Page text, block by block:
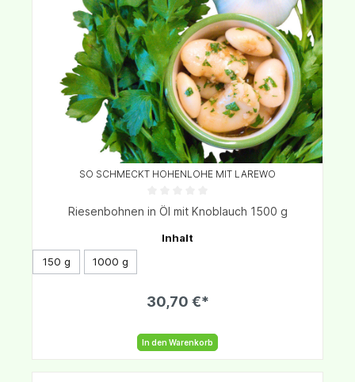
SO SCHMECKT HOHENLOHE MIT LAREWO
Riesenbohnen in Öl mit Knoblauch 1500 g
Inhalt
150 g
1000 g
30,70 €*
In den Warenkorb